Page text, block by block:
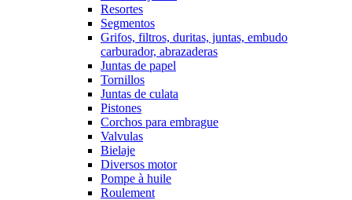
Resortes
Segmentos
Grifos, filtros, duritas, juntas, embudo
carburador, abrazaderas
Juntas de papel
Tornillos
Juntas de culata
Pistones
Corchos para embrague
Valvulas
Bielaje
Diversos motor
Pompe à huile
Roulement